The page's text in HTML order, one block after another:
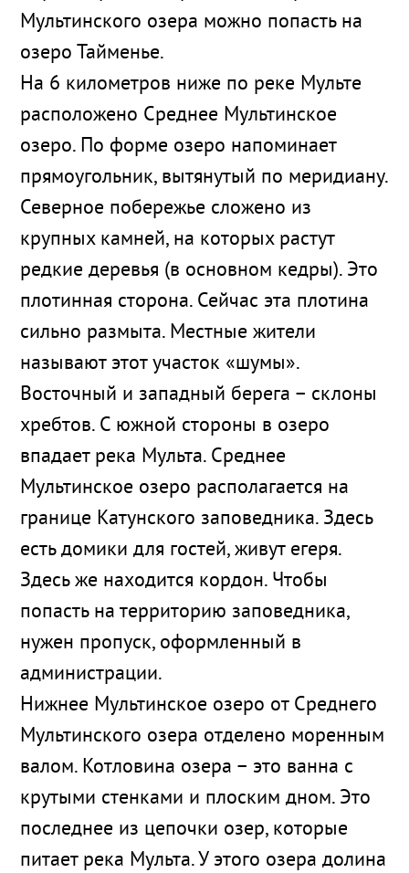
Мультинского озера можно попасть на
озеро Тайменье.
На 6 километров ниже по реке Мульте
расположено Среднее Мультинское
озеро. По форме озеро напоминает
прямоугольник, вытянутый по меридиану.
Северное побережье сложено из
крупных камней, на которых растут
редкие деревья (в основном кедры). Это
плотинная сторона. Сейчас эта плотина
сильно размыта. Местные жители
называют этот участок «шумы».
Восточный и западный берега – склоны
хребтов. С южной стороны в озеро
впадает река Мульта. Среднее
Мультинское озеро располагается на
границе Катунского заповедника. Здесь
есть домики для гостей, живут егеря.
Здесь же находится кордон. Чтобы
попасть на территорию заповедника,
нужен пропуск, оформленный в
администрации.
Нижнее Мультинское озеро от Среднего
Мультинского озера отделено моренным
валом. Котловина озера – это ванна с
крутыми стенками и плоским дном. Это
последнее из цепочки озер, которые
питает река Мульта. У этого озера долина